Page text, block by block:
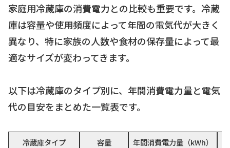
家庭用冷蔵庫の消費電力との比較も重要です。冷蔵
庫は容量や使用頻度によって年間の電気代が大きく
異なり、特に家族の人数や食材の保存量によって最
適なサイズが変わってきます。
以下は冷蔵庫のタイプ別に、年間消費電力量と電気
代の目安をまとめた一覧表です。
冷蔵庫タイプ 容量 年間消費電力量（kWh）